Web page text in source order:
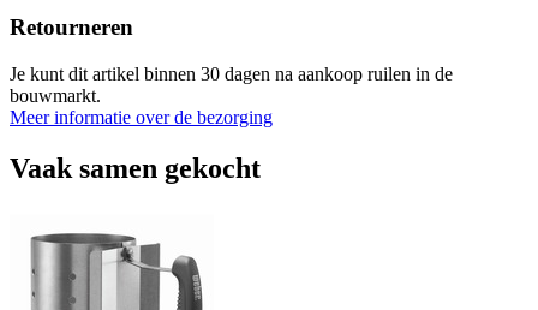
Retourneren
Je kunt dit artikel binnen 30 dagen na aankoop ruilen in de
bouwmarkt.
Meer informatie over de bezorging
Vaak samen gekocht